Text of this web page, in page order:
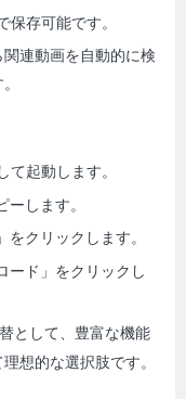
保存可能です。
連動画を自動的に検
て起動します。
します。
クリックします。
ード」をクリックし
として、豊富な機能
想的な選択肢です。